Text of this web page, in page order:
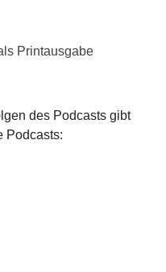
Printausgabe
des Podcasts gibt
Podcasts: